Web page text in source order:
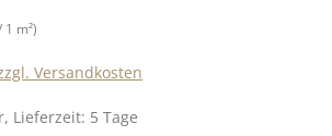
m²)
Versandkosten
Lieferzeit: 5 Tage